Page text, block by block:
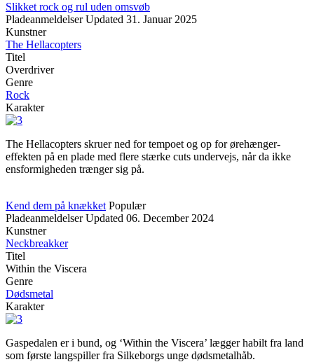
Slikket rock og rul uden omsvøb
Pladeanmeldelser Updated 31. Januar 2025
Kunstner
The Hellacopters
Titel
Overdriver
Genre
Rock
Karakter
The Hellacopters skruer ned for tempoet og op for ørehænger-
effekten på en plade med flere stærke cuts undervejs, når da ikke
ensformigheden trænger sig på.
Kend dem på knækket Populær
Pladeanmeldelser Updated 06. December 2024
Kunstner
Neckbreakker
Titel
Within the Viscera
Genre
Dødsmetal
Karakter
Gaspedalen er i bund, og ‘Within the Viscera’ lægger habilt fra land
som første langspiller fra Silkeborgs unge dødsmetalhåb.